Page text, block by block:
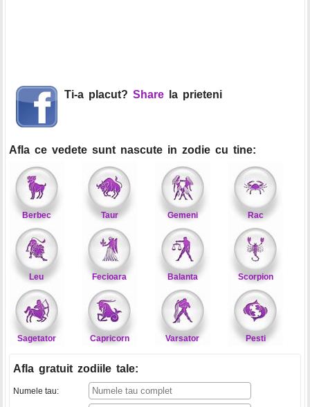
Ti-a placut? Share la prieteni
Afla ce vedete sunt nascute in zodie cu tine:
Berbec Taur Gemeni Rac
Leu Fecioara Balanta Scorpion
Sagetator Capricorn Varsator Pesti
Afla gratuit zodiile tale:
Numele tau: